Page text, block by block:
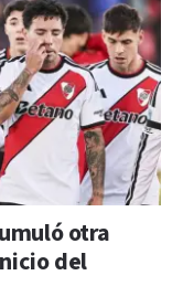
otra
del